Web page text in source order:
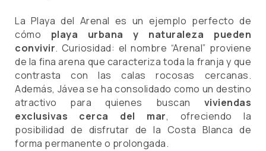
La Playa del Arenal es un ejemplo perfecto de
cómo playa urbana y naturaleza pueden
convivir. Curiosidad: el nombre “Arenal” proviene
de la fina arena que caracteriza toda la franja y que
contrasta con las calas rocosas cercanas.
Además, Jávea se ha consolidado como un destino
atractivo para quienes buscan viviendas
exclusivas cerca del mar, ofreciendo la
posibilidad de disfrutar de la Costa Blanca de
forma permanente o prolongada.